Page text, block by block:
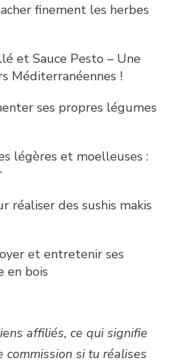
finement les herbes
et Sauce Pesto – Une
Méditerranéennes !
ses propres légumes
légères et moelleuses :
réaliser des sushis makis
et entretenir ses
en bois
affiliés, ce qui signifie
commission si tu réalises